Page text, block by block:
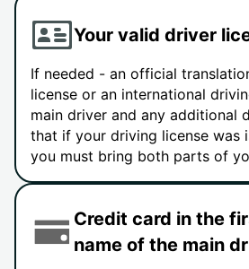
Your valid driver
If needed - an official
license or an international
main driver and any additional
that if your driving license was
you must bring both parts of
Credit card in the
name of the main